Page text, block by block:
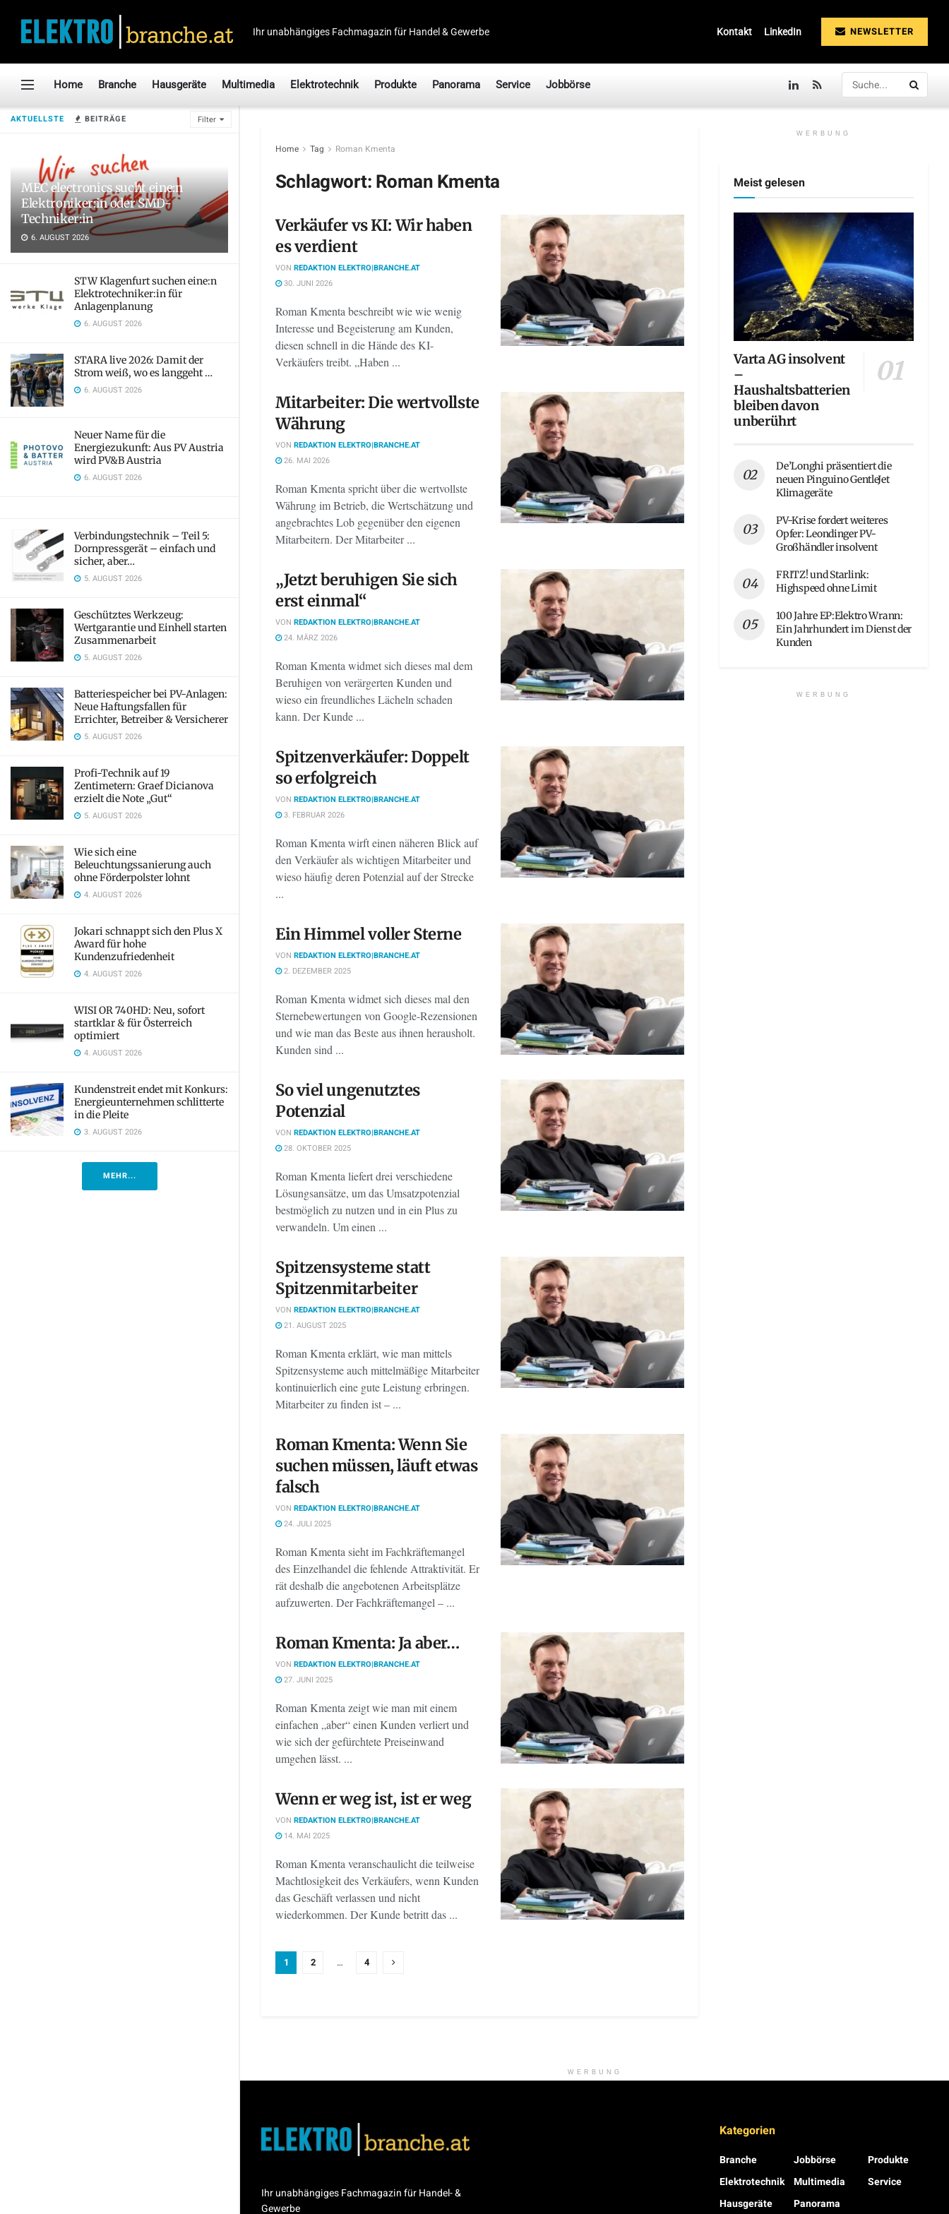
AKTUELLSTE BEITRÄGE Filter
MEC electronics sucht eine:n
Elektroniker:in oder SMD-
Techniker:in
6. AUGUST 2026
STW Klagenfurt suchen eine:n
Elektrotechniker:in für
Anlagenplanung
6. AUGUST 2026
STARA live 2026: Damit der
Strom weiß, wo es langgeht …
6. AUGUST 2026
Neuer Name für die
Energiezukunft: Aus PV Austria
wird PV&B Austria
6. AUGUST 2026
Verbindungstechnik – Teil 5:
Dornpressgerät – einfach und
sicher, aber…
5. AUGUST 2026
Geschütztes Werkzeug:
Wertgarantie und Einhell starten
Zusammenarbeit
5. AUGUST 2026
Batteriespeicher bei PV-Anlagen:
Neue Haftungsfallen für
Errichter, Betreiber & Versicherer
5. AUGUST 2026
Profi-Technik auf 19
Zentimetern: Graef Dicianova
erzielt die Note „Gut“
5. AUGUST 2026
Wie sich eine
Beleuchtungssanierung auch
ohne Förderpolster lohnt
4. AUGUST 2026
Jokari schnappt sich den Plus X
Award für hohe
Kundenzufriedenheit
4. AUGUST 2026
WISI OR 740HD: Neu, sofort
startklar & für Österreich
optimiert
4. AUGUST 2026
Kundenstreit endet mit Konkurs:
Energieunternehmen schlitterte
in die Pleite
3. AUGUST 2026
MEHR...
Ihr unabhängiges Fachmagazin für Handel & Gewerbe Kontakt LinkedIn NEWSLETTER
Home Branche Hausgeräte Multimedia Elektrotechnik Produkte Panorama Service Jobbörse
Home Tag Roman Kmenta
Schlagwort:Roman Kmenta
Verkäufer vs KI: Wir haben
es verdient
VON REDAKTION ELEKTRO|BRANCHE.AT
30. JUNI 2026
Roman Kmenta beschreibt wie wie wenig
Interesse und Begeisterung am Kunden,
diesen schnell in die Hände des KI-
Verkäufers treibt. „Haben ...
Mitarbeiter: Die wertvollste
Währung
VON REDAKTION ELEKTRO|BRANCHE.AT
26. MAI 2026
Roman Kmenta spricht über die wertvollste
Währung im Betrieb, die Wertschätzung und
angebrachtes Lob gegenüber den eigenen
Mitarbeitern. Der Mitarbeiter ...
„Jetzt beruhigen Sie sich
erst einmal“
VON REDAKTION ELEKTRO|BRANCHE.AT
24. MÄRZ 2026
Roman Kmenta widmet sich dieses mal dem
Beruhigen von verärgerten Kunden und
wieso ein freundliches Lächeln schaden
kann. Der Kunde ...
Spitzenverkäufer: Doppelt
so erfolgreich
VON REDAKTION ELEKTRO|BRANCHE.AT
3. FEBRUAR 2026
Roman Kmenta wirft einen näheren Blick auf
den Verkäufer als wichtigen Mitarbeiter und
wieso häufig deren Potenzial auf der Strecke
...
Ein Himmel voller Sterne
VON REDAKTION ELEKTRO|BRANCHE.AT
2. DEZEMBER 2025
Roman Kmenta widmet sich dieses mal den
Sternebewertungen von Google-Rezensionen
und wie man das Beste aus ihnen herausholt.
Kunden sind ...
So viel ungenutztes
Potenzial
VON REDAKTION ELEKTRO|BRANCHE.AT
28. OKTOBER 2025
Roman Kmenta liefert drei verschiedene
Lösungsansätze, um das Umsatzpotenzial
bestmöglich zu nutzen und in ein Plus zu
verwandeln. Um einen ...
Spitzensysteme statt
Spitzenmitarbeiter
VON REDAKTION ELEKTRO|BRANCHE.AT
21. AUGUST 2025
Roman Kmenta erklärt, wie man mittels
Spitzensysteme auch mittelmäßige Mitarbeiter
kontinuierlich eine gute Leistung erbringen.
Mitarbeiter zu finden ist – ...
Roman Kmenta: Wenn Sie
suchen müssen, läuft etwas
falsch
VON REDAKTION ELEKTRO|BRANCHE.AT
24. JULI 2025
Roman Kmenta sieht im Fachkräftemangel
des Einzelhandel die fehlende Attraktivität. Er
rät deshalb die angebotenen Arbeitsplätze
aufzuwerten. Der Fachkräftemangel – ...
Roman Kmenta: Ja aber…
VON REDAKTION ELEKTRO|BRANCHE.AT
27. JUNI 2025
Roman Kmenta zeigt wie man mit einem
einfachen „aber“ einen Kunden verliert und
wie sich der gefürchtete Preiseinwand
umgehen lässt. ...
Wenn er weg ist, ist er weg
VON REDAKTION ELEKTRO|BRANCHE.AT
14. MAI 2025
Roman Kmenta veranschaulicht die teilweise
Machtlosigkeit des Verkäufers, wenn Kunden
das Geschäft verlassen und nicht
wiederkommen. Der Kunde betritt das ...
1 2 … 4
WERBUNG
Meist gelesen
Varta AG insolvent
–
Haushaltsbatterien
bleiben davon
unberührt
De’Longhi präsentiert die
neuen Pinguino GentleJet
Klimageräte
PV-Krise fordert weiteres
Opfer: Leondinger PV-
Großhändler insolvent
FRITZ! und Starlink:
Highspeed ohne Limit
100 Jahre EP:Elektro Wrann:
Ein Jahrhundert im Dienst der
Kunden
WERBUNG
WERBUNG
Ihr unabhängiges Fachmagazin für Handel- &
Gewerbe
Kategorien
Branche
Elektrotechnik
Hausgeräte
Jobbörse
Multimedia
Panorama
Produkte
Service